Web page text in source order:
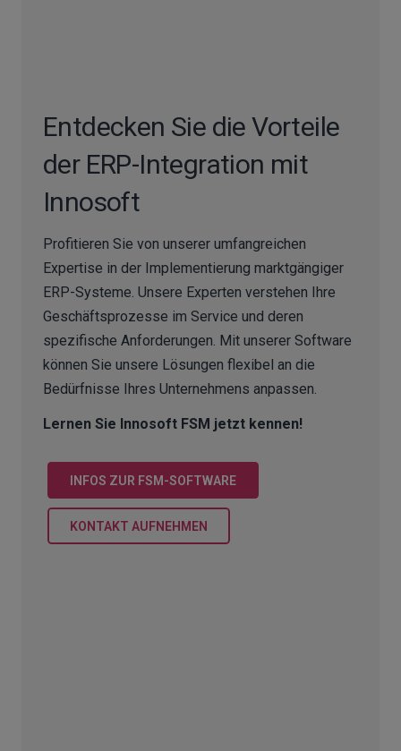
Entdecken Sie die Vorteile
der ERP-Integration mit
Innosoft
Profitieren Sie von unserer umfangreichen
Expertise in der Implementierung marktgängiger
ERP-Systeme. Unsere Experten verstehen Ihre
Geschäftsprozesse im Service und deren
spezifische Anforderungen. Mit unserer Software
können Sie unsere Lösungen flexibel an die
Bedürfnisse Ihres Unternehmens anpassen.
Lernen Sie Innosoft FSM jetzt kennen!
INFOS ZUR FSM-SOFTWARE
KONTAKT AUFNEHMEN